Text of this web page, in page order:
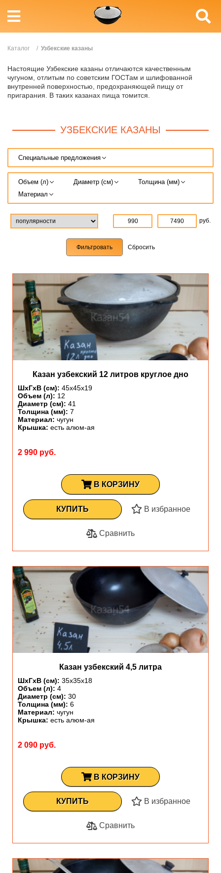
Каталог / Узбекские казаны
Настоящие Узбекские казаны отличаются качественным
чугуном, отлитым по советским ГОСТам и шлифованной
внутренней поверхностью, предохраняющей пищу от
пригарания. В таких казанах пища томится.
УЗБЕКСКИЕ КАЗАНЫ
руб.
Специальные предложения
Объем (л) Диаметр (см)
Толщина (мм)
Материал
Cбросить
Казан узбекский 12 литров круглое дно
ШхГхВ (см): 45х45х19
Объем (л): 12
Диаметр (см): 41
Толщина (мм): 7
Материал: чугун
Крышка: есть алюм-ая
2 990 руб.
В КОРЗИНУ
КУПИТЬ В избранное
Сравнить
Казан узбекский 4,5 литра
ШхГхВ (см): 35х35х18
Объем (л): 4
Диаметр (см): 30
Толщина (мм): 6
Материал: чугун
Крышка: есть алюм-ая
2 090 руб.
В КОРЗИНУ
КУПИТЬ В избранное
Сравнить